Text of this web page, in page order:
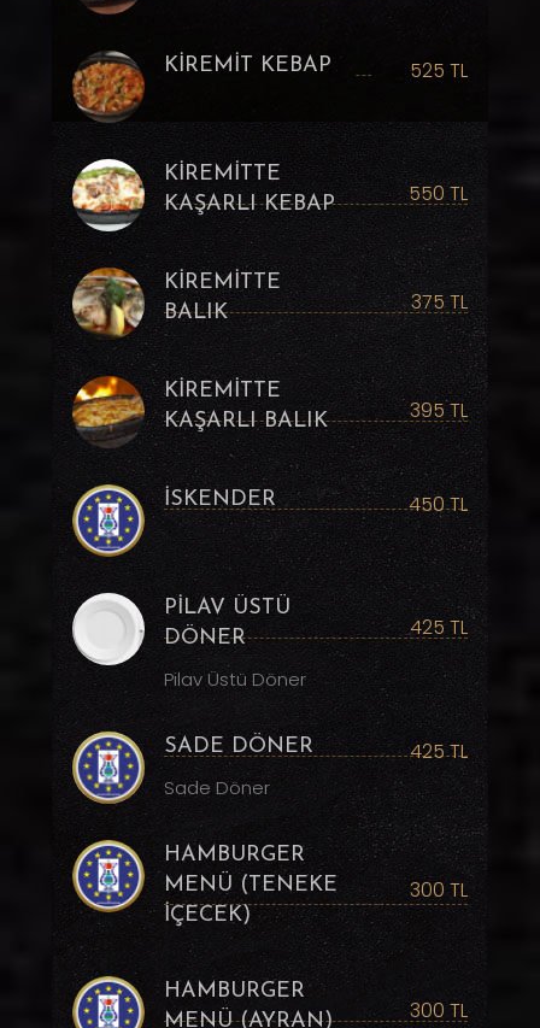
KİREMİT KEBAP 525 TL
KİREMİTTE
KAŞARLI KEBAP
550 TL
KİREMİTTE
BALIK
375 TL
KİREMİTTE
KAŞARLI BALIK
395 TL
İSKENDER 450 TL
PİLAV ÜSTÜ
DÖNER
425 TL
Pilav Üstü Döner
SADE DÖNER 425 TL
Sade Döner
HAMBURGER
MENÜ (TENEKE
İÇECEK)
300 TL
HAMBURGER
MENÜ (AYRAN)
300 TL